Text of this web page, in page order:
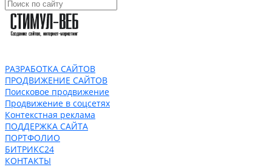
РАЗРАБОТКА САЙТОВ
ПРОДВИЖЕНИЕ САЙТОВ
Поисковое продвижение
Продвижение в соцсетях
Контекстная реклама
ПОДДЕРЖКА САЙТА
ПОРТФОЛИО
БИТРИКС24
КОНТАКТЫ